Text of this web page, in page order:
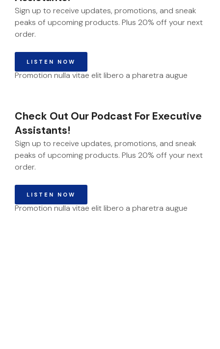
Sign up to receive updates, promotions, and sneak
peaks of upcoming products. Plus 20% off your next
order.
LISTEN NOW
Promotion nulla vitae elit libero a pharetra augue
Check Out Our Podcast For Executive
Assistants!
Sign up to receive updates, promotions, and sneak
peaks of upcoming products. Plus 20% off your next
order.
LISTEN NOW
Promotion nulla vitae elit libero a pharetra augue